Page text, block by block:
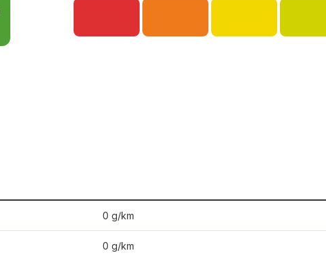
0 g/km
0 g/km